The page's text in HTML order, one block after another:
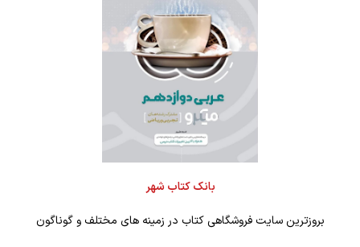
بانک کتاب شهر
بروزترین سایت فروشگاهی کتاب در زمینه های مختلف و گوناگون